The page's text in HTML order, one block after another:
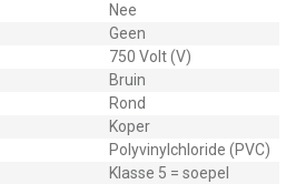
Nee
Geen
750 Volt (V)
Bruin
Rond
Koper
Polyvinylchloride (PVC)
Klasse 5 = soepel